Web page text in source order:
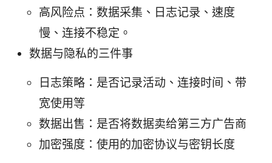
高风险点：数据采集、日志记录、速度
慢、连接不稳定。
数据与隐私的三件事
日志策略：是否记录活动、连接时间、带
宽使用等
数据出售：是否将数据卖给第三方广告商
加密强度：使用的加密协议与密钥长度